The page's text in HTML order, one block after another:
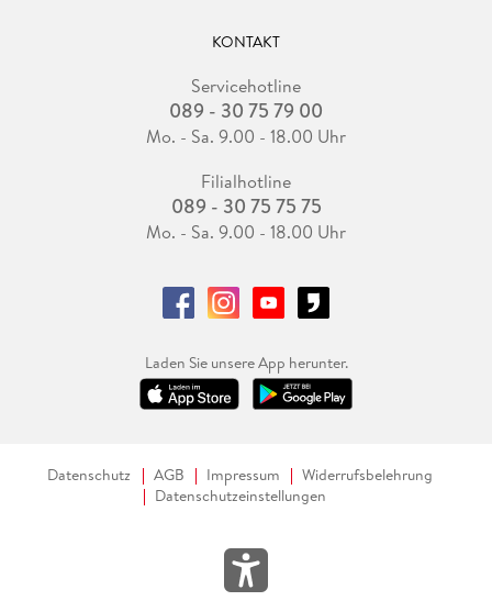
KONTAKT
Servicehotline
089 - 30 75 79 00
Mo. - Sa. 9.00 - 18.00 Uhr
Filialhotline
089 - 30 75 75 75
Mo. - Sa. 9.00 - 18.00 Uhr
Laden Sie unsere App herunter.
Datenschutz AGB Impressum
Widerrufsbelehrung
Datenschutzeinstellungen